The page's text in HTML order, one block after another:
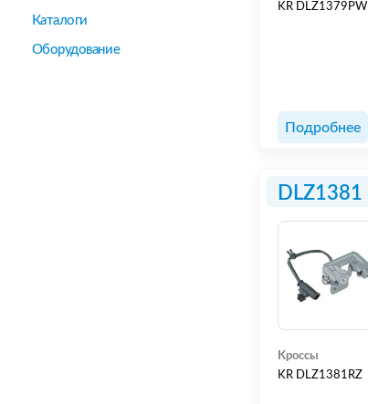
Каталоги
Оборудование
KR DLZ1379PW
Подробнее
DLZ1381
Кроссы
KR DLZ1381RZ